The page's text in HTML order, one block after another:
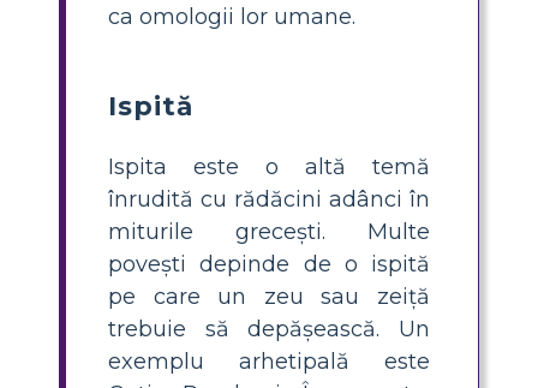
ca omologii lor umane.
Ispită
Ispita este o altă temă
înrudită cu rădăcini adânci în
miturile grecești. Multe
povești depinde de o ispită
pe care un zeu sau zeiță
trebuie să depășească. Un
exemplu arhetipală este